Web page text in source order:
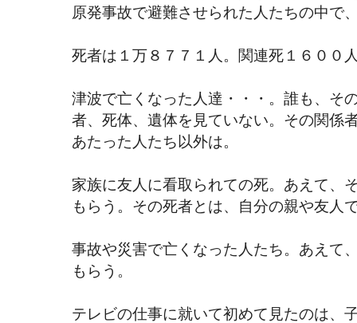
原発事故で避難させられた人たちの中で
死者は１万８７７１人。関連死１６００
津波で亡くなった人達・・・。誰も、そ
者、死体、遺体を見ていない。その関係
あたった人たち以外は。
家族に友人に看取られての死。あえて、
もらう。その死者とは、自分の親や友人
事故や災害で亡くなった人たち。あえて
もらう。
テレビの仕事に就いて初めて見たのは、